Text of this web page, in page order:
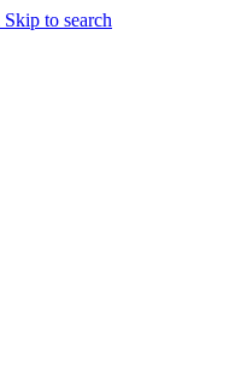
Skip to search